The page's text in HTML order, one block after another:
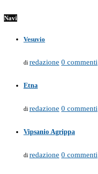
Navi
Vesuvio
di redazione 0 commenti
Etna
di redazione 0 commenti
Vipsanio Agrippa
di redazione 0 commenti